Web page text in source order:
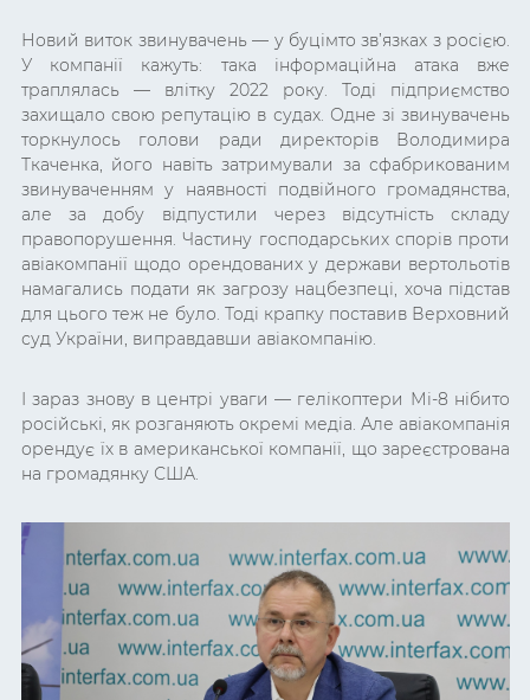
Новий виток звинувачень — у буцімто зв’язках з росією.
У компанії кажуть: така інформаційна атака вже
траплялась — влітку 2022 року. Тоді підприємство
захищало свою репутацію в судах. Одне зі звинувачень
торкнулось голови ради директорів Володимира
Ткаченка, його навіть затримували за сфабрикованим
звинуваченням у наявності подвійного громадянства,
але за добу відпустили через відсутність складу
правопорушення. Частину господарських спорів проти
авіакомпанії щодо орендованих у держави вертольотів
намагались подати як загрозу нацбезпеці, хоча підстав
для цього теж не було. Тоді крапку поставив Верховний
суд України, виправдавши авіакомпанію.
І зараз знову в центрі уваги — гелікоптери Мі-8 нібито
російські, як розганяють окремі медіа. Але авіакомпанія
орендує їх в американської компанії, що зареєстрована
на громадянку США.